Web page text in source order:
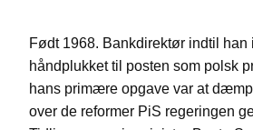
Født 1968. Bankdirektør indtil han
håndplukket til posten som polsk
hans primære opgave var at
over de reformer PiS regeringen